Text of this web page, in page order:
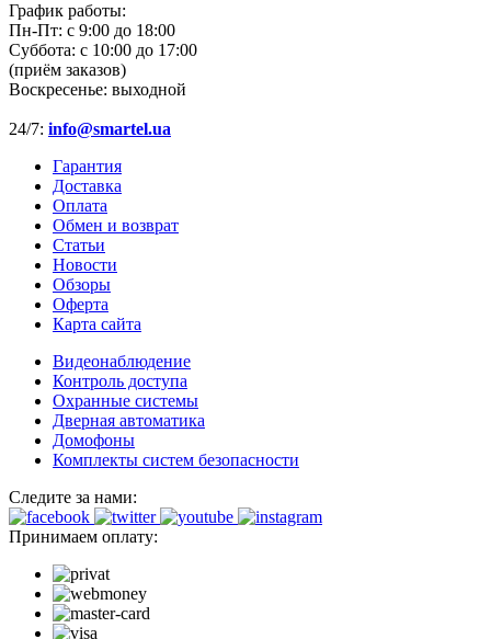
График работы:
Пн-Пт: с 9:00 до 18:00
Суббота: с 10:00 до 17:00
(приём заказов)
Воскресенье: выходной
24/7: info@smartel.ua
Гарантия
Доставка
Оплата
Обмен и возврат
Статьи
Новости
Обзоры
Оферта
Карта сайта
Видеонаблюдение
Контроль доступа
Охранные системы
Дверная автоматика
Домофоны
Комплекты систем безопасности
Следите за нами:
Принимаем оплату: